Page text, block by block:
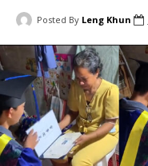
Posted By Leng Khun